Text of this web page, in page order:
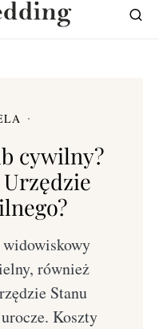
cywilny?
również
Stanu
Koszty